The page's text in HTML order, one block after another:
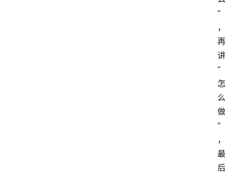
”
，
再
讲
“
怎
么
做
”
，
最
后